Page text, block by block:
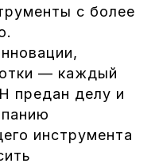
с более
— каждый
предан делу и
инструмента